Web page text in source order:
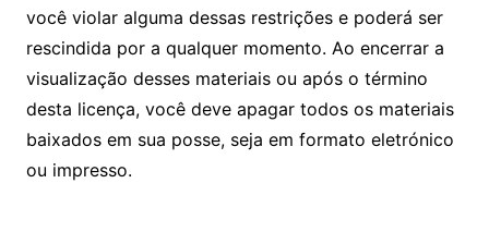
você violar alguma dessas restrições e poderá ser
rescindida por a qualquer momento. Ao encerrar a
visualização desses materiais ou após o término
desta licença, você deve apagar todos os materiais
baixados em sua posse, seja em formato eletrónico
ou impresso.